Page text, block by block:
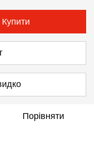
Купити
Порівняти